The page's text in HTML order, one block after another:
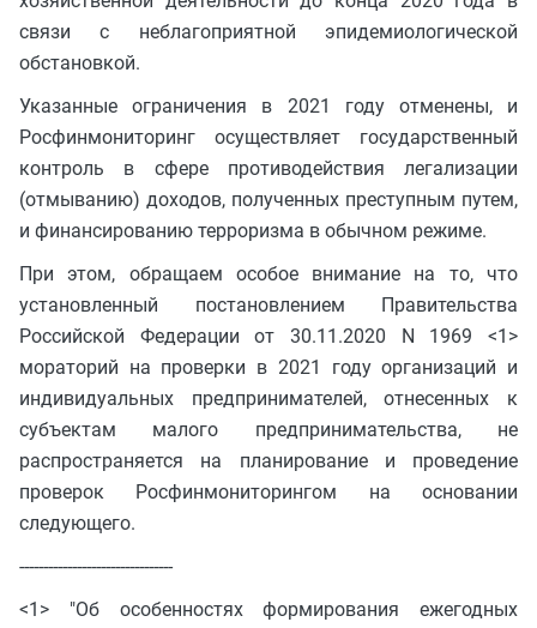
связи с неблагоприятной эпидемиологической
обстановкой.
Указанные ограничения в 2021 году отменены, и
Росфинмониторинг осуществляет государственный
контроль в сфере противодействия легализации
(отмыванию) доходов, полученных преступным путем,
и финансированию терроризма в обычном режиме.
При этом, обращаем особое внимание на то, что
установленный постановлением Правительства
Российской Федерации от 30.11.2020 N 1969 <1>
мораторий на проверки в 2021 году организаций и
индивидуальных предпринимателей, отнесенных к
субъектам малого предпринимательства, не
распространяется на планирование и проведение
проверок Росфинмониторингом на основании
следующего.
--------------------------------
<1> "Об особенностях формирования ежегодных